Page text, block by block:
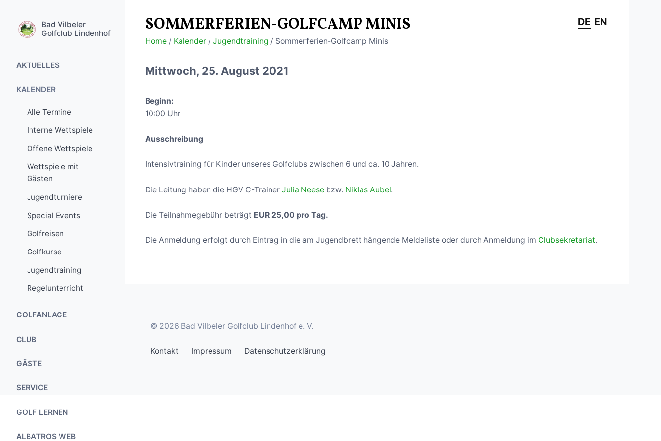
Bad Vilbeler
Golfclub Lindenhof
AKTUELLES
Golfanlage aktuell
KALENDER
Alle Termine
Interne Wettspiele
Offene Wettspiele
Wettspiele mit
Gästen
Jugendturniere
Special Events
Golfreisen
Golfkurse
Jugendtraining
Regelunterricht
GOLFANLAGE
Der Platz
Greenkeeping
Übungsanlagen
CLUB
Prinzipien
Antragsformulare
Anfahrt
GÄSTE
Greenfee
SERVICE
Sekretariat
GOLF LERNEN
Jugendtraining
ALBATROS WEB
DE EN
SOMMERFERIEN-GOLFCAMP MINIS
Home/ Kalender/ Jugendtraining / Sommerferien-Golfcamp Minis
Mittwoch, 25. August 2021
Beginn:
10:00 Uhr
Ausschreibung
Intensivtraining für Kinder unseres Golfclubs zwischen 6 und ca. 10 Jahren.
Die Leitung haben die HGV C-Trainer Julia Neesebzw. Niklas Aubel.
Die Teilnahmegebühr beträgt EUR 25,00 pro Tag.
Die Anmeldung erfolgt durch Eintrag in die am Jugendbrett hängende Meldeliste oder durch Anmeldung im Clubsekretariat.
© 2026 Bad Vilbeler Golfclub Lindenhof e. V.
Kontakt Impressum Datenschutzerklärung